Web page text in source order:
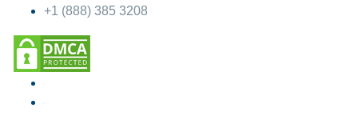
+1 (888) 385 3208